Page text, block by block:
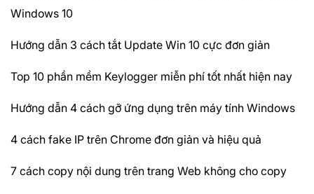
Windows 10
Hướng dẫn 3 cách tắt Update Win 10 cực đơn giản
Top 10 phần mềm Keylogger miễn phí tốt nhất hiện nay
Hướng dẫn 4 cách gỡ ứng dụng trên máy tính Windows
4 cách fake IP trên Chrome đơn giản và hiệu quả
7 cách copy nội dung trên trang Web không cho copy